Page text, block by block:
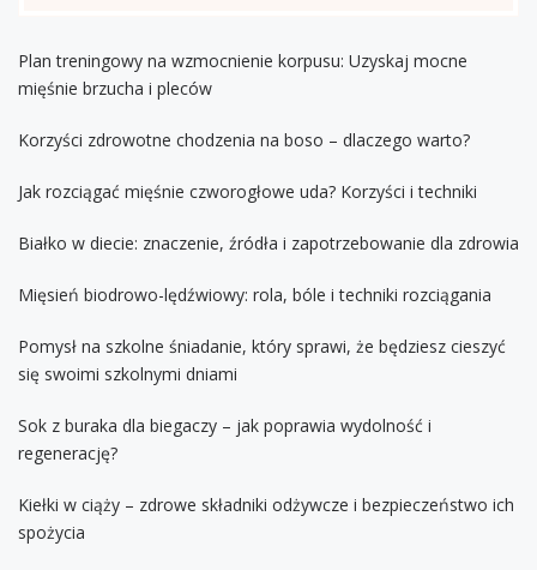
Plan treningowy na wzmocnienie korpusu: Uzyskaj mocne
mięśnie brzucha i pleców
Korzyści zdrowotne chodzenia na boso – dlaczego warto?
Jak rozciągać mięśnie czworogłowe uda? Korzyści i techniki
Białko w diecie: znaczenie, źródła i zapotrzebowanie dla zdrowia
Mięsień biodrowo-lędźwiowy: rola, bóle i techniki rozciągania
Pomysł na szkolne śniadanie, który sprawi, że będziesz cieszyć
się swoimi szkolnymi dniami
Sok z buraka dla biegaczy – jak poprawia wydolność i
regenerację?
Kiełki w ciąży – zdrowe składniki odżywcze i bezpieczeństwo ich
spożycia